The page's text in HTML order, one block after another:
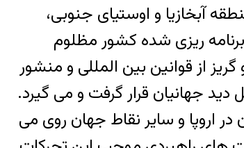
آبخازیا و اوستیای جنوبی،
ریزی شده کشور مظلوم
از قوانین بین المللی و منشور
جهانیان قرار گرفت و می گیرد.
اروپا و سایر نقاط جهان روی می